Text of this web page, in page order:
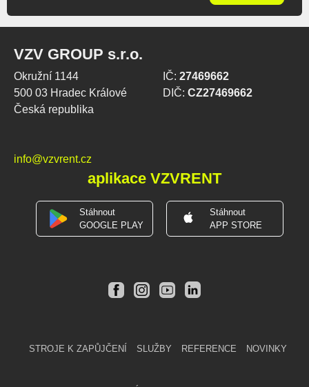
VZV GROUP s.r.o.
Okružní 1144
500 03 Hradec Králové
Česká republika
IČ: 27469662
DIČ: CZ27469662
info@vzvrent.cz
aplikace VZVRENT
Stáhnout
GOOGLE PLAY
Stáhnout
APP STORE
STROJE K ZAPŮJČENÍ SLUŽBY REFERENCE NOVINKY